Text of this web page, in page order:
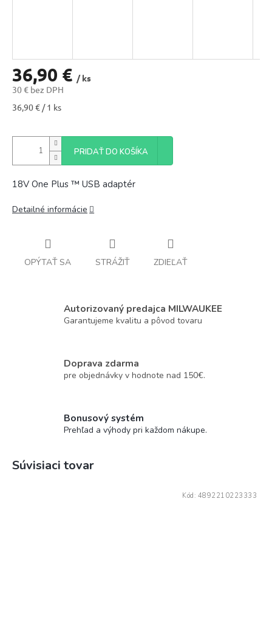
36,90 € / ks
30 € bez DPH
Jednotková
36,90 € / 1 ks
PRIDAŤ DO KOŠÍKA
18V One Plus ™ USB adaptér
Detailné informácie
OPÝTAŤ SA STRÁŽIŤ ZDIEĽAŤ
Autorizovaný predajca MILWAUKEE
Garantujeme kvalitu a pôvod tovaru
Doprava zdarma
pre objednávky v hodnote nad 150€.
Bonusový systém
Prehľad a výhody pri každom nákupe.
Súvisiaci tovar
Kód: 4892210223333